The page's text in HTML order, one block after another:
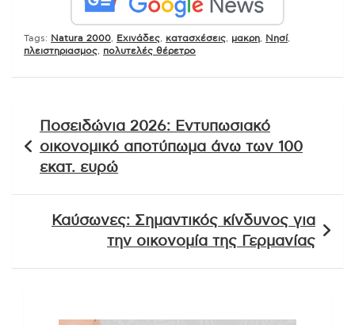
Tags: Natura 2000 Εχινάδες κατασχέσεις μακρη Νησί,
πλειστηριασμος
πολυτελές θέρετρο
άρθρων
Ποσειδώνια 2026: Εντυπωσιακό
οικονομικό αποτύπωμα άνω των 100
εκατ. ευρώ
Καύσωνες: Σημαντικός κίνδυνος για
την οικονομία της Γερμανίας